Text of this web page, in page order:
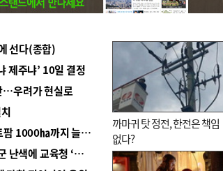
선다(종합)
제주냐’ 10일 결정
…우려가 현실로
■ 경남 농정 비전 ‘잘 사는 농촌’…스마트팜 1000㏊까지 늘린다
■ 교육혁신선도지 공모 코앞인데…구·군 난색에 교육청 ‘쩔쩔’
까마귀 탓 정전, 한전은 책임
없다?